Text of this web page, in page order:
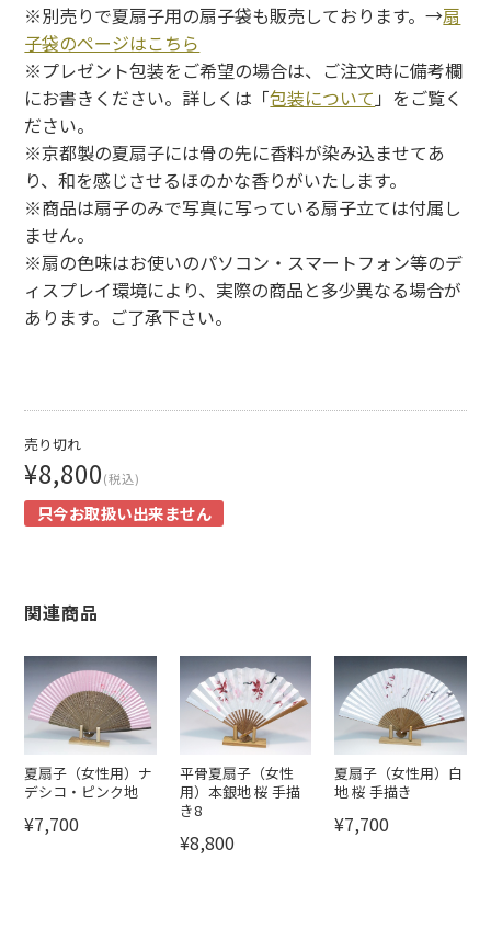
※別売りで夏扇子用の扇子袋も販売しております。→扇
子袋のページはこちら
※プレゼント包装をご希望の場合は、ご注文時に備考欄
にお書きください。詳しくは「包装について 」をご覧く
ださい。
※京都製の夏扇子には骨の先に香料が染み込ませてあ
り、和を感じさせるほのかな香りがいたします。
※商品は扇子のみで写真に写っている扇子立ては付属し
ません。
※扇の色味はお使いのパソコン・スマートフォン等のデ
ィスプレイ環境により、実際の商品と多少異なる場合が
あります。ご了承下さい。
売り切れ
¥8,800(税込)
只今お取扱い出来ません
関連商品
夏扇子（女性用）ナ
デシコ・ピンク地
¥7,700
平骨夏扇子（女性
用）本銀地 桜 手描
き8
¥8,800
夏扇子（女性用）白
地 桜 手描き
¥7,700